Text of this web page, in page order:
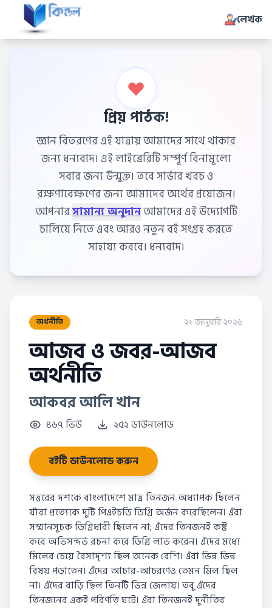
লেখক
প্রিয় পাঠক!
জ্ঞান বিতরণের এই যাত্রায় আমাদের সাথে থাকার
জন্য ধন্যবাদ। এই লাইব্রেরিটি সম্পূর্ণ বিনামূল্যে
সবার জন্য উন্মুক্ত। তবে সার্ভার খরচ ও
রক্ষণাবেক্ষণের জন্য আমাদের অর্থের প্রয়োজন।
আপনার
সামান্য অনুদানআমাদের এই উদ্যোগটি
চালিয়ে নিতে এবং আরও নতুন বই সংগ্রহ করতে
সাহায্য করবে। ধন্যবাদ।
অর্থনীতি ২১ জানুয়ারি ২০২৬
আজব ও জবর-আজব
অর্থনীতি
আকবর আলি খান
৪৬৭ ভিউ ২৫২ ডাউনলোড
বইটি ডাউনলোড করুন
সত্তরের দশকে বাংলাদেশে মাত্র তিনজন অধ্যাপক ছিলেন
যাঁরা প্রত্যেকে দুটি পিএইচডি ডিগ্রি অর্জন করেছিলেন। এঁরা
সম্মানসূচক ডিগ্রিধারী ছিলেন না; এঁদের তিনজনই কষ্ট
করে অভিসন্দর্ভ রচনা করে ডিগ্রি লাভ করেন। এঁদের মধ্যে
মিলের চেয়ে বৈসাদৃশ্য ছিল অনেক বেশি। এঁরা ভিন্ন ভিন্ন
বিষয় পড়াতেন। এঁদের আচার-আচরণেও তেমন মিল ছিল
না। এঁদের বাড়ি ছিল তিনটি ভিন্ন জেলায়। তবু এঁদের
তিনজনের একই পরিণতি ঘটে। এঁরা তিনজনই দুর্নীতির